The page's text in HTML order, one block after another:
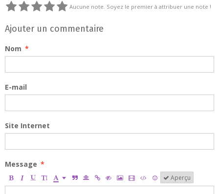
Aucune note. Soyez le premier à attribuer une note !
Ajouter un commentaire
Nom
E-mail
Site Internet
Message
Aperçu